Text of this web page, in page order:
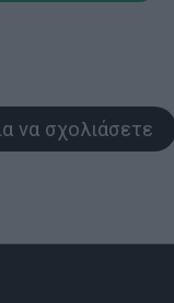
να σχολιάσετε